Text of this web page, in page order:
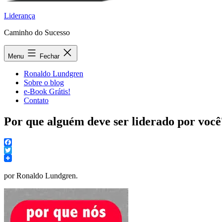
Liderança
Caminho do Sucesso
Menu Fechar
Ronaldo Lundgren
Sobre o blog
e-Book Grátis!
Contato
Por que alguém deve ser liderado por
Facebook
Twitter
por Ronaldo Lundgren.